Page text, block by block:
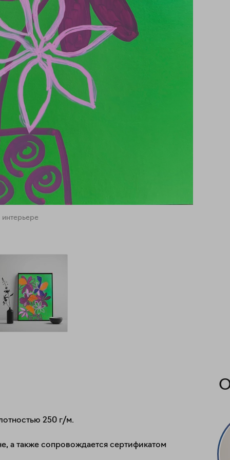
250 г/м.
а также сопровождается сертификатом